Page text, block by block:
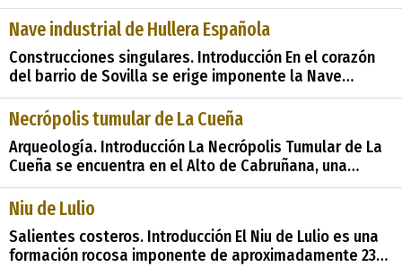
patrimonial del Área Arqueológica de Cabruñana,
ubicada en un área estratégica atravesada por la Vía
de La Plata en su tramo asturiano. Este sitio
arqueológico comprende
Nave industrial de Hullera Española
Construcciones singulares. Introducción En el corazón
del barrio de Sovilla se erige imponente la Nave
Industrial de Hullera Española, un monumento que
testimonia el auge industrial que transformó la región
en el siglo XX. En este reportaje, exploraremos la
historia, la arquitectura única y la im
Necrópolis tumular de La Cueña
Arqueología. Introducción La Necrópolis Tumular de La
Cueña se encuentra en el Alto de Cabruñana, una
ubicación privilegiada en el Principado de Asturias. Su
posición en la divisoria de las cuencas del Nalón y del
Narcea, las principales corrientes fluviales de la región,
Niu de Lulio
Salientes costeros. Introducción El Niu de Lulio es una
formación rocosa imponente de aproximadamente 23